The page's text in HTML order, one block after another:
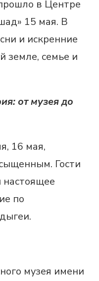
в Центре
15 мая. В
и искренние
земле, семье и
от музея до
16 мая,
Гости
по
музея имени